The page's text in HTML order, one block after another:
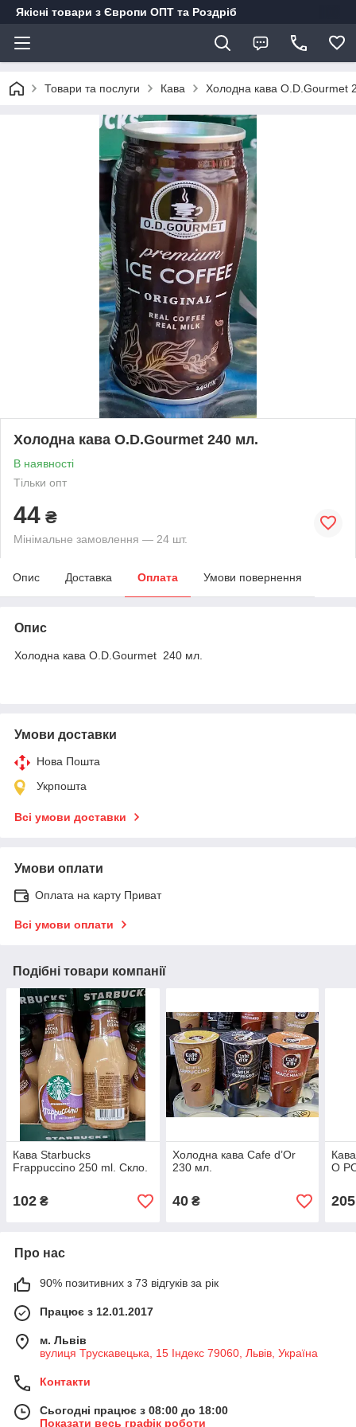
Якісні товари з Європи ОПТ та Роздріб
Товари та послуги Кава Холодна кава O.D.Gourmet
Холодна кава O.D.Gourmet 240 мл.
В наявності
Тільки опт
44 ₴
Мінімальне замовлення — 24 шт.
Опис Доставка Оплата Умови повернення
Опис
Холодна кава O.D.Gourmet 240 мл.
Умови доставки
Нова Пошта
Укрпошта
Всі умови доставки
Умови оплати
Оплата на карту Приват
Всі умови оплати
Подібні товари компанії
Кава Starbucks
Frappuccino 250 ml. Скло.
102 ₴
Холодна кава Cafe d’Or
230 мл.
40₴
O
205
Про нас
90% позитивних з 73 відгуків за рік
Працює з 12.01.2017
м. Львів
вулиця Трускавецька, 15 Індекс 79060, Львів, Україна
Контакти
Сьогодні працює з 08:00 до 18:00
Показати весь графік роботи